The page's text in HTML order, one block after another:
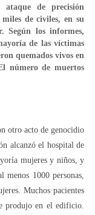
de precisión
de civiles, en su
Según los informes,
de las víctimas
quemados vivos en
número de muertos
otro acto de genocidio
alcanzó el hospital de
mujeres y niños, y
1000 personas,
Muchos pacientes
produjo en el edificio.